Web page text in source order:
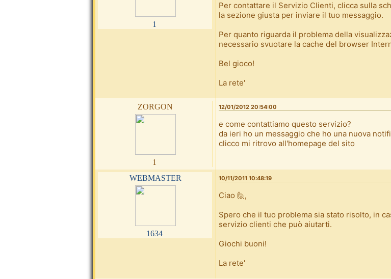
1
Per contattare il Servizio Clienti, clicca sulla
la sezione giusta per inviare il tuo messaggio.
Per quanto riguarda il problema della
necessario svuotare la cache del browser
Bel gioco!
La rete'
zorgon
1
12/01/2012 20:54:00
e come contattiamo questo servizio?
da ieri ho un messaggio che ho una nuova
clicco mi ritrovo all'homepage del sito
webmaster
1634
10/11/2011 10:48:19
Ciao 🙋,
Spero che il tuo problema sia stato risolto, in
servizio clienti che può aiutarti.
Giochi buoni!
La rete'